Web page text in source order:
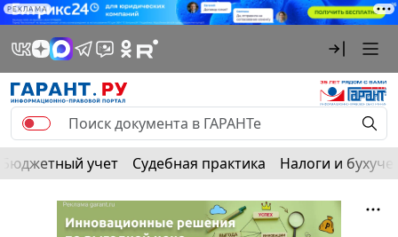
РЕКЛАМА
Бюджетный учет Судебная практика Налоги и